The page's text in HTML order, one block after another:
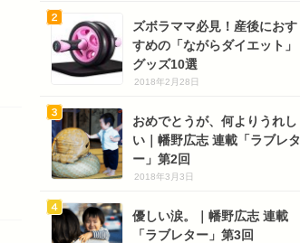
ズボラママ必見！産後におす
すめの「ながらダイエット」
グッズ10選
2018年2月28日
おめでとうが、何よりうれし
い｜幡野広志 連載「ラブレタ
ー」第2回
2018年3月3日
優しい涙。｜幡野広志 連載
「ラブレター」第3回